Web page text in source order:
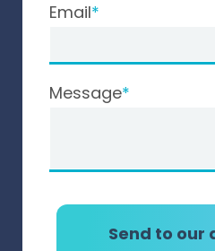
Email
Message